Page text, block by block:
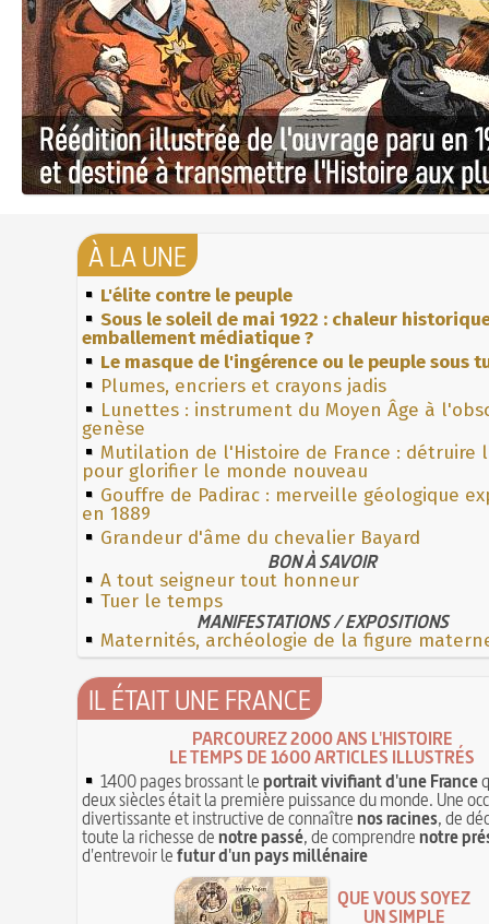
À LA UNE
L'élite contre le peuple
Sous le soleil de mai 1922 : chaleur
emballement médiatique ?
Le masque de l'ingérence ou le peuple sous
Plumes, encriers et crayons jadis
Lunettes : instrument du Moyen Âge à
genèse
Mutilation de l'Histoire de France : détruire
pour glorifier le monde nouveau
Gouffre de Padirac : merveille géologique
en 1889
Grandeur d'âme du chevalier Bayard
BON À SAVOIR
A tout seigneur tout honneur
Tuer le temps
MANIFESTATIONS / EXPOSITIONS
Maternités, archéologie de la figure
IL ÉTAIT UNE FRANCE
PARCOUREZ 2000 ANS L'HISTOIRE
LE TEMPS DE 1600 ARTICLES ILLUSTRÉS
1400 pages brossant leportrait vivifiant d'une France
deux siècles était la première puissance du monde. Une
divertissante et instructive de connaîtrenos racines, de
toute la richesse denotre passé, de comprendrenotre
d'entrevoir lefutur d'un pays millénaire
QUE VOUS SOYEZ
UN SIMPLE